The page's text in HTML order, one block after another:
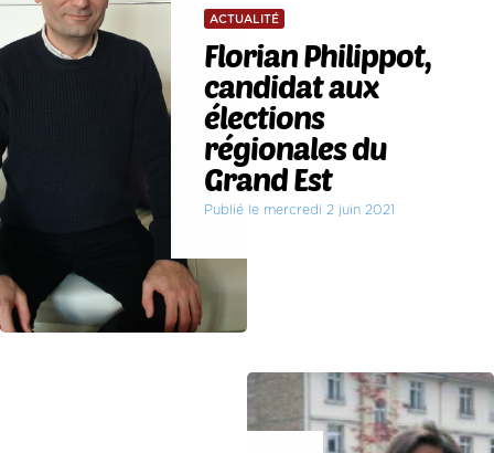
ACTUALITÉ
Florian Philippot,
candidat aux
élections
régionales du
Grand Est
Publié le mercredi 2 juin 2021